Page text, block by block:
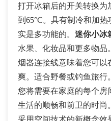
打开冰箱后的开关转换为
到65°C。具有制冷和加
实是多功能的。 迷你小冰
水果、化妆品和更多物品
烟器连接线意味着您可以
爽。适合野餐或钓鱼旅行
您将需要在家庭的每个房
生活的顺畅和前卫的时尚。
采用空间技术的新概念效